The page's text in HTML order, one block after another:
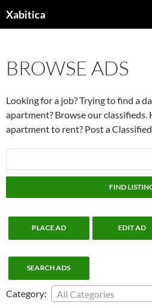
doXabitica
BROWSE ADS
Looking for a job? Trying to find a
apartment? Browse our classifieds.
apartment to rent? Post a
for:
PLACE AD EDIT AD
SEARCH ADS
Category:
All Categories